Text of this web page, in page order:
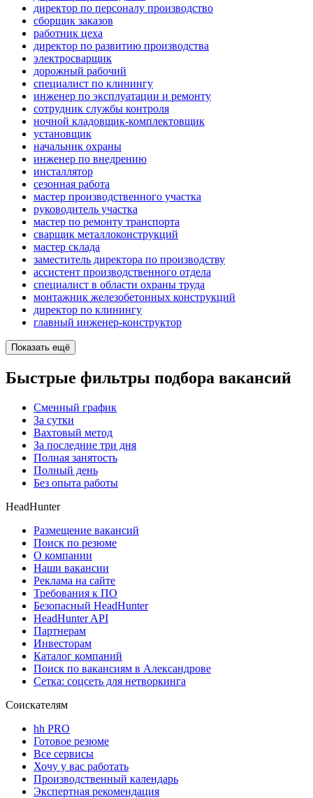
директор по персоналу производство
сборщик заказов
работник цеха
директор по развитию производства
электросварщик
дорожный рабочий
специалист по клинингу
инженер по эксплуатации и ремонту
сотрудник службы контроля
ночной кладовщик-комплектовщик
установщик
начальник охраны
инженер по внедрению
инсталлятор
сезонная работа
мастер производственного участка
руководитель участка
мастер по ремонту транспорта
сварщик металлоконструкций
мастер склада
заместитель директора по производству
ассистент производственного отдела
специалист в области охраны труда
монтажник железобетонных конструкций
директор по клинингу
главный инженер-конструктор
Показать ещё
Быстрые фильтры подбора вакансий
Сменный график
За сутки
Вахтовый метод
За последние три дня
Полная занятость
Полный день
Без опыта работы
HeadHunter
Размещение вакансий
Поиск по резюме
О компании
Наши вакансии
Реклама на сайте
Требования к ПО
Безопасный HeadHunter
HeadHunter API
Партнерам
Инвесторам
Каталог компаний
Поиск по вакансиям в Александрове
Сетка: соцсеть для нетворкинга
Соискателям
hh PRO
Готовое резюме
Все сервисы
Хочу у вас работать
Производственный календарь
Экспертная рекомендация